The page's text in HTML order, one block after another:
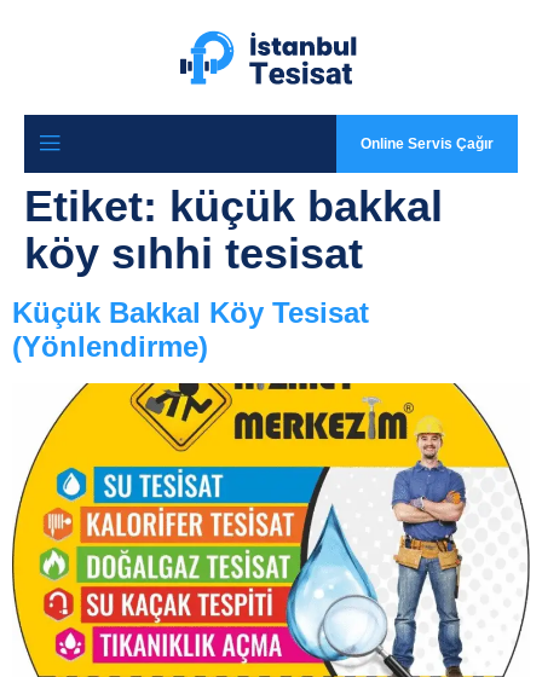
Online Servis Çağır
Etiket: küçük bakkal
köy sıhhi tesisat
Küçük Bakkal Köy Tesisat
(Yönlendirme)